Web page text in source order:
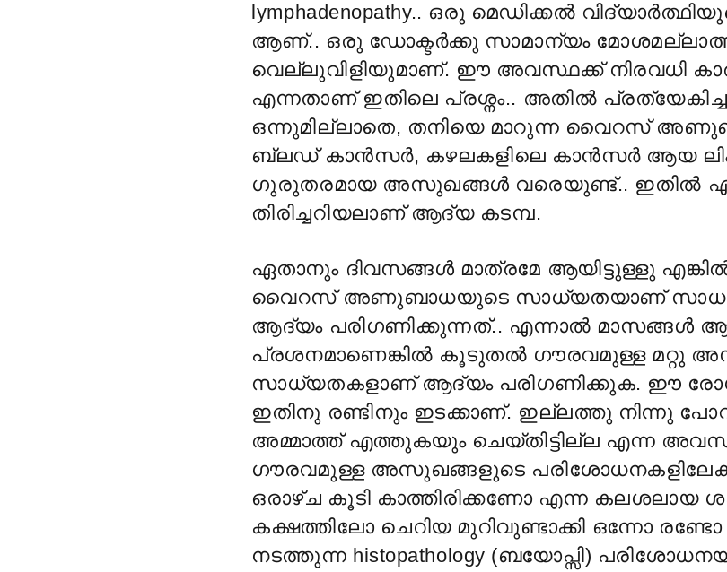
lymphadenopathy.. ഒരു മെഡിക്കൽ
ആണ്.. ഒരു ഡോക്ടർക്കു സാമാന്യം
വെല്ലുവിളിയുമാണ്. ഈ അവസ്ഥക്ക് നിരവധി
എന്നതാണ് ഇതിലെ പ്രശ്നം.. അതിൽ
ഒന്നുമില്ലാതെ, തനിയെ മാറുന്ന വൈറസ്
ബ്ലഡ് കാൻസർ, കഴലകളിലെ കാൻസർ ആയ
ഗുരുതരമായ അസുഖങ്ങൾ വരെയുണ്ട്.. ഇതിൽ
തിരിച്ചറിയലാണ് ആദ്യ കടമ്പ.
ഏതാനും ദിവസങ്ങൾ മാത്രമേ ആയിട്ടുള്ളു
വൈറസ് അണുബാധയുടെ സാധ്യതയാണ്
ആദ്യം പരിഗണിക്കുന്നത്.. എന്നാൽ മാസങ്ങൾ
പ്രശനമാണെങ്കിൽ കൂടുതൽ ഗൗരവമുള്ള മറ്റു
സാധ്യതകളാണ് ആദ്യം പരിഗണിക്കുക. ഈ
ഇതിനു രണ്ടിനും ഇടക്കാണ്. ഇല്ലത്തു നിന്നു
അമ്മാത്ത് എത്തുകയും ചെയ്തിട്ടില്ല എന്ന
ഗൗരവമുള്ള അസുഖങ്ങളുടെ
ഒരാഴ്ച കൂടി കാത്തിരിക്കണോ എന്ന കലശലായ
കക്ഷത്തിലോ ചെറിയ മുറിവുണ്ടാക്കി ഒന്നോ
നടത്തുന്ന histopathology (ബയോപ്സി)